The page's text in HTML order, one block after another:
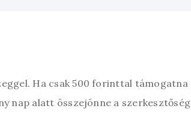
Ha csak 500 forinttal támogatna
nap alatt összejönne a szerkesztőség